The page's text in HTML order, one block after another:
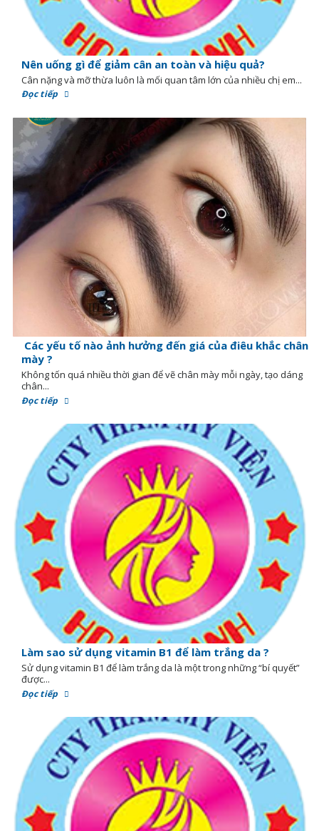
Nên uống gì để giảm cân an toàn và hiệu quả?
Cân nặng và mỡ thừa luôn là mối quan tâm lớn của nhiều chị em...
Đọc tiếp
Các yếu tố nào ảnh hưởng đến giá của điêu khắc chân
mày ?
Không tốn quá nhiều thời gian để vẽ chân mày mỗi ngày, tạo dáng
chân...
Đọc tiếp
Làm sao sử dụng vitamin B1 để làm trắng da ?
Sử dụng vitamin B1 để làm trắng da là một trong những “bí quyết”
được...
Đọc tiếp